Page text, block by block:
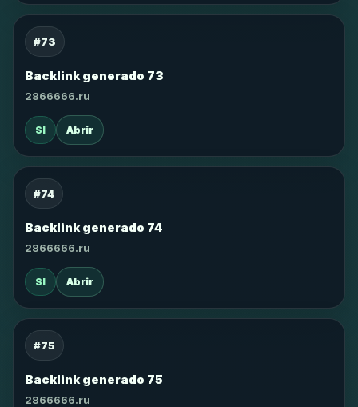
#73
Backlink generado 73
2866666.ru
SI Abrir
#74
Backlink generado 74
2866666.ru
SI Abrir
#75
Backlink generado 75
2866666.ru